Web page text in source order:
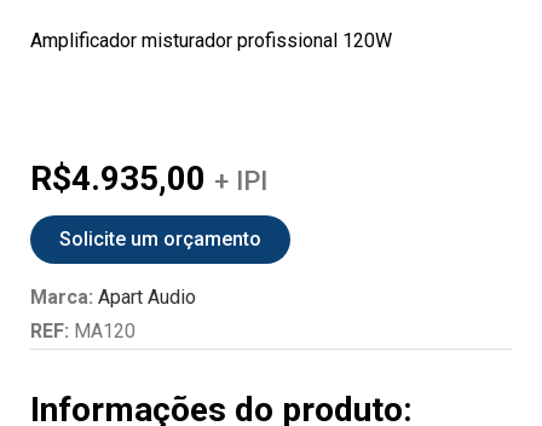
Amplificador misturador profissional 120W
R$4.935,00 + IPI
Solicite um orçamento
Marca: Apart Audio
REF: MA120
Informações do produto: